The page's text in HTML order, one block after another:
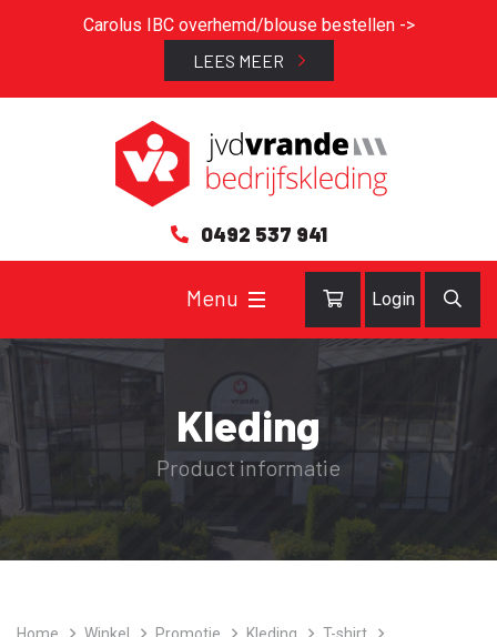
Carolus IBC overhemd/blouse bestellen ->
LEES MEER
0492 537 941
Login
Kleding
Product informatie
Home Winkel Promotie Kleding
T-shirt